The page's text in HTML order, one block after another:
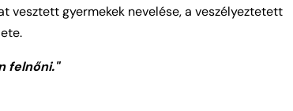
vesztett gyermekek nevelése, a veszélyeztetett
felnőni."